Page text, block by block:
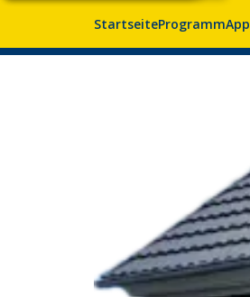
StartseiteProgrammApp